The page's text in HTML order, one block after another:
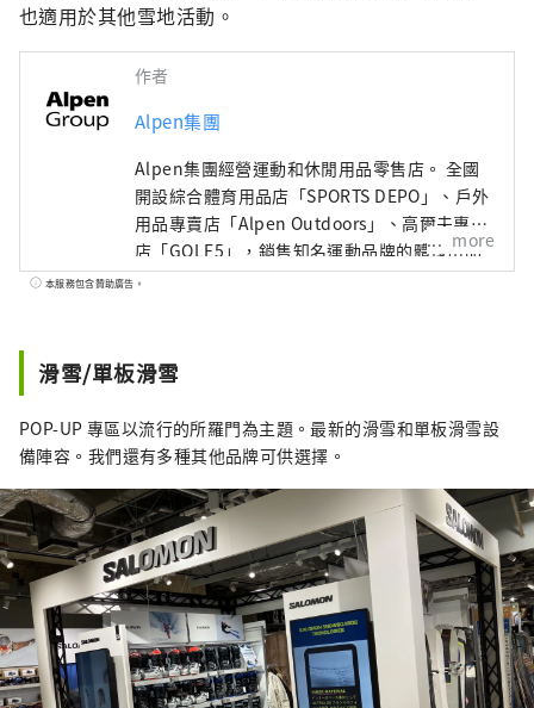
也適用於其他雪地活動。
作者
Alpen集團
Alpen集團經營運動和休閒用品零售店。 全國
開設綜合體育用品店「SPORTS DEPO」、戶外
用品專賣店「Alpen Outdoors」、高爾夫專賣
店「GOLF5」，銷售知名運動品牌的體育用品
以及高度時尚的服裝和鞋子。我們提供廣泛的
more
本服務包含贊助廣告。
滑雪/單板滑雪
POP-UP 專區以流行的所羅門為主題。最新的滑雪和單板滑雪設
備陣容。我們還有多種其他品牌可供選擇。